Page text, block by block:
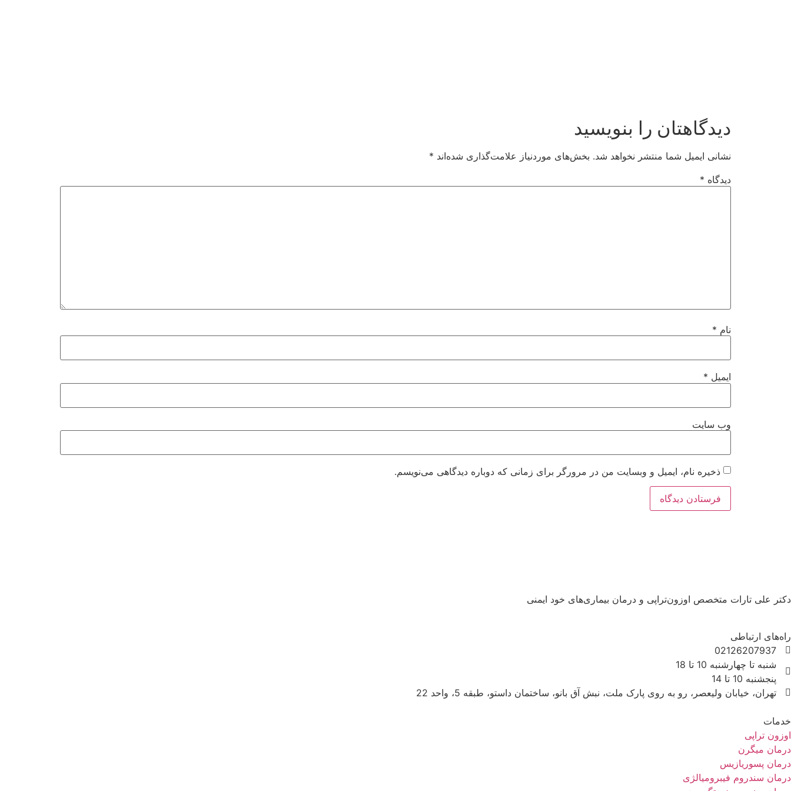
دیدگاهتان را بنویسید
نشانی ایمیل شما منتشر نخواهد شد. بخش‌های موردنیاز علامت‌گذاری شده‌اند *
دیدگاه *
نام *
ایمیل *
وب‌ سایت
ذخیره نام، ایمیل و وبسایت من در مرورگر برای زمانی که دوباره دیدگاهی می‌نویسم.
دکتر علی تارات متخصص اوزون‌تراپی و درمان بیماری‌های خود ایمنی
راه‌های ارتباطی
02126207937
شنبه تا چهارشنبه 10 تا 18
پنجشنبه 10 تا 14
تهران، خیابان ولیعصر، رو به روی پارک ملت، نبش آق بانو، ساختمان داستو، طبقه 5، واحد 22
خدمات
اوزون تراپی
درمان میگرن
درمان پسوریازیس
درمان سندروم فیبرومیالژی